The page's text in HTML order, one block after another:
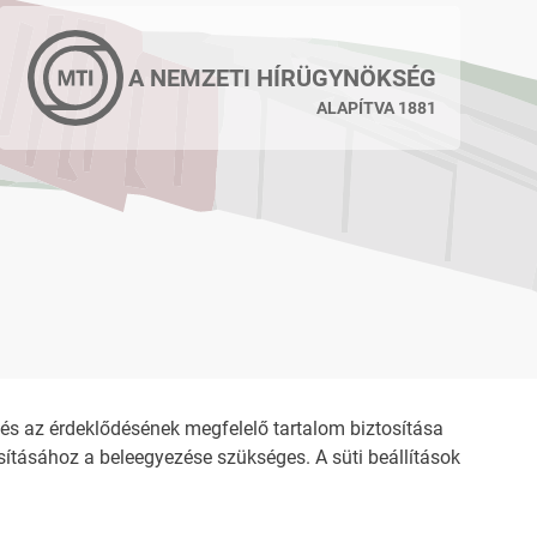
az érdeklődésének megfelelő tartalom biztosítása
a beleegyezése szükséges. A süti beállítások
A NEMZETI HÍRÜGYNÖKSÉG
ALAPÍTVA 1881